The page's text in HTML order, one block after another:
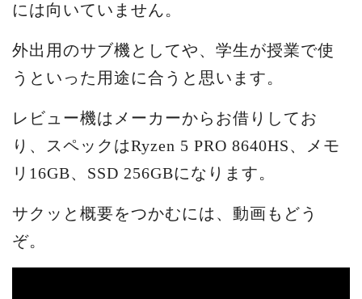
には向いていません。
外出用のサブ機としてや、学生が授業で使
うといった用途に合うと思います。
レビュー機はメーカーからお借りしてお
り、スペックはRyzen 5 PRO 8640HS、メモ
リ16GB、SSD 256GBになります。
サクッと概要をつかむには、動画もどう
ぞ。